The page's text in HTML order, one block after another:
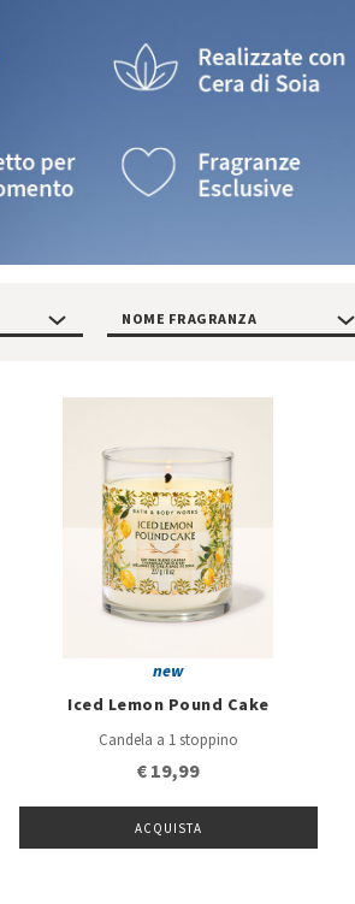
NOME FRAGRANZA
new
Iced Lemon Pound Cake
Candela a 1 stoppino
€ 19,99
ACQUISTA